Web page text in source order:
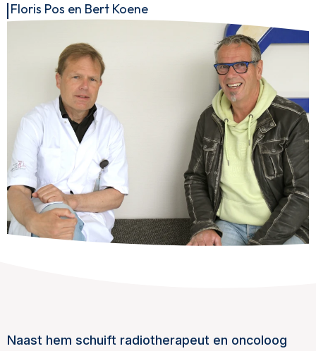
Floris Pos en Bert Koene
Naast hem schuift radiotherapeut en oncoloog